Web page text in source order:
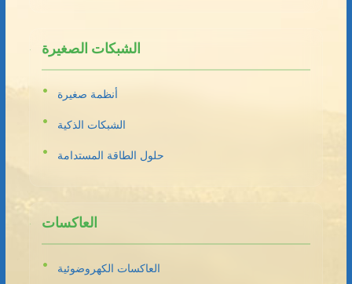
الشبكات الصغيرة
أنظمة صغيرة
الشبكات الذكية
حلول الطاقة المستدامة
العاكسات
العاكسات الكهروضوئية